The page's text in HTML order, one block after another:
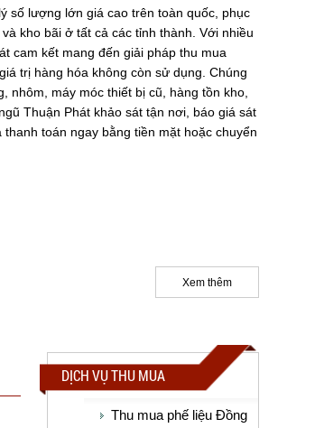
số lượng lớn giá cao trên toàn quốc, phục
kho bãi ở tất cả các tỉnh thành. Với nhiều
cam kết mang đến giải pháp thu mua
trị hàng hóa không còn sử dụng. Chúng
nhôm, máy móc thiết bị cũ, hàng tồn kho,
Thuận Phát khảo sát tận nơi, báo giá sát
toán ngay bằng tiền mặt hoặc chuyển
Xem thêm
DỊCH VỤ THU MUA
Thu mua phế liệu Đồng